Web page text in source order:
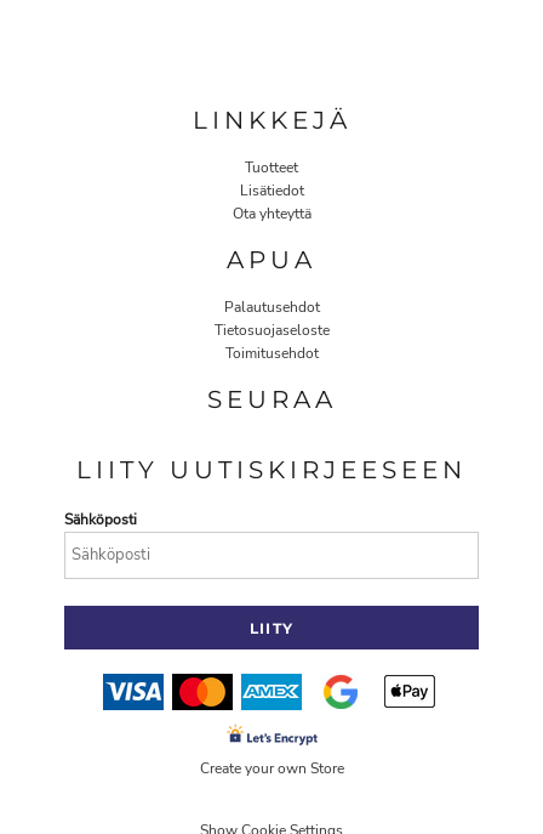
LINKKEJÄ
Tuotteet
Lisätiedot
Ota yhteyttä
APUA
Palautusehdot
Tietosuojaseloste
Toimitusehdot
SEURAA
LIITY UUTISKIRJEESEEN
Sähköposti
LIITY
Create your own Store